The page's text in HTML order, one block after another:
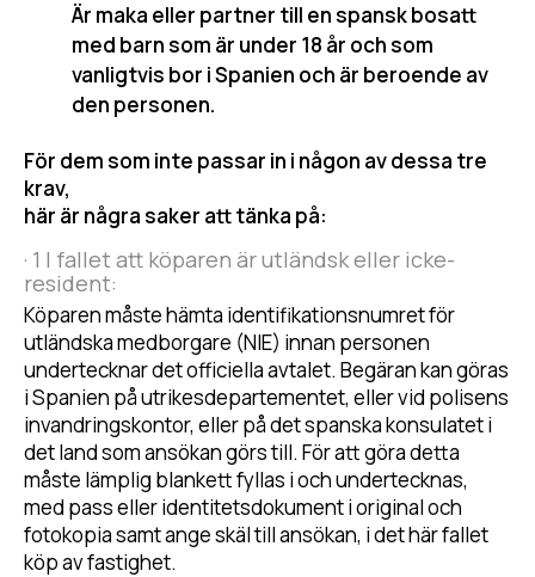
Är maka eller partner till en spansk bosatt
med barn som är under 18 år och som
vanligtvis bor i Spanien och är beroende av
den personen.
För dem som inte passar in i någon av dessa tre
krav,
här är några saker att tänka på:
· 1 I fallet att köparen är utländsk eller icke-
resident:
Köparen måste hämta identifikationsnumret för
utländska medborgare (NIE) innan personen
undertecknar det officiella avtalet. Begäran kan göras
i Spanien på utrikesdepartementet, eller vid polisens
invandringskontor, eller på det spanska konsulatet i
det land som ansökan görs till. För att göra detta
måste lämplig blankett fyllas i och undertecknas,
med pass eller identitetsdokument i original och
fotokopia samt ange skäl till ansökan, i det här fallet
köp av fastighet.